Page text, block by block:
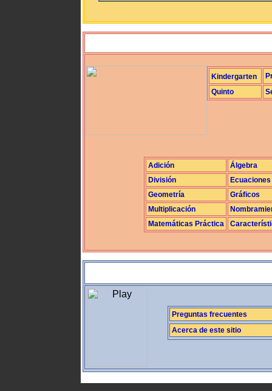
Kindergarten
Quinto
Adición
Álgebra
División
Ecuaciones
Geometría
Gráficos
Multiplicación
Matemáticas Práctica
Preguntas frecuentes
Acerca de este sitio